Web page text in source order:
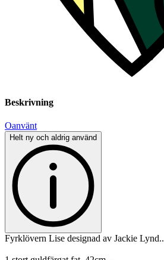
Beskrivning
Oanvänt
Helt ny och aldrig använd
Fyrklövern Lise designad av Jackie Lynd..